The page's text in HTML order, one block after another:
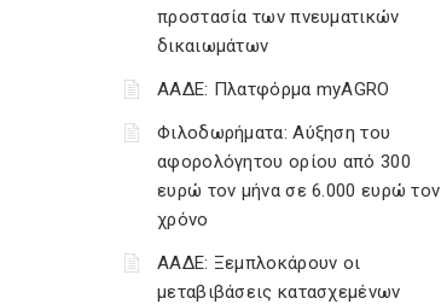
προστασία των πνευματικών
δικαιωμάτων
ΑΑΔΕ: Πλατφόρμα myAGRO
Φιλοδωρήματα: Αύξηση του
αφορολόγητου ορίου από 300
ευρώ τον μήνα σε 6.000 ευρώ τον
χρόνο
ΑΑΔΕ: Ξεμπλοκάρουν οι
μεταβιβάσεις κατασχεμένων